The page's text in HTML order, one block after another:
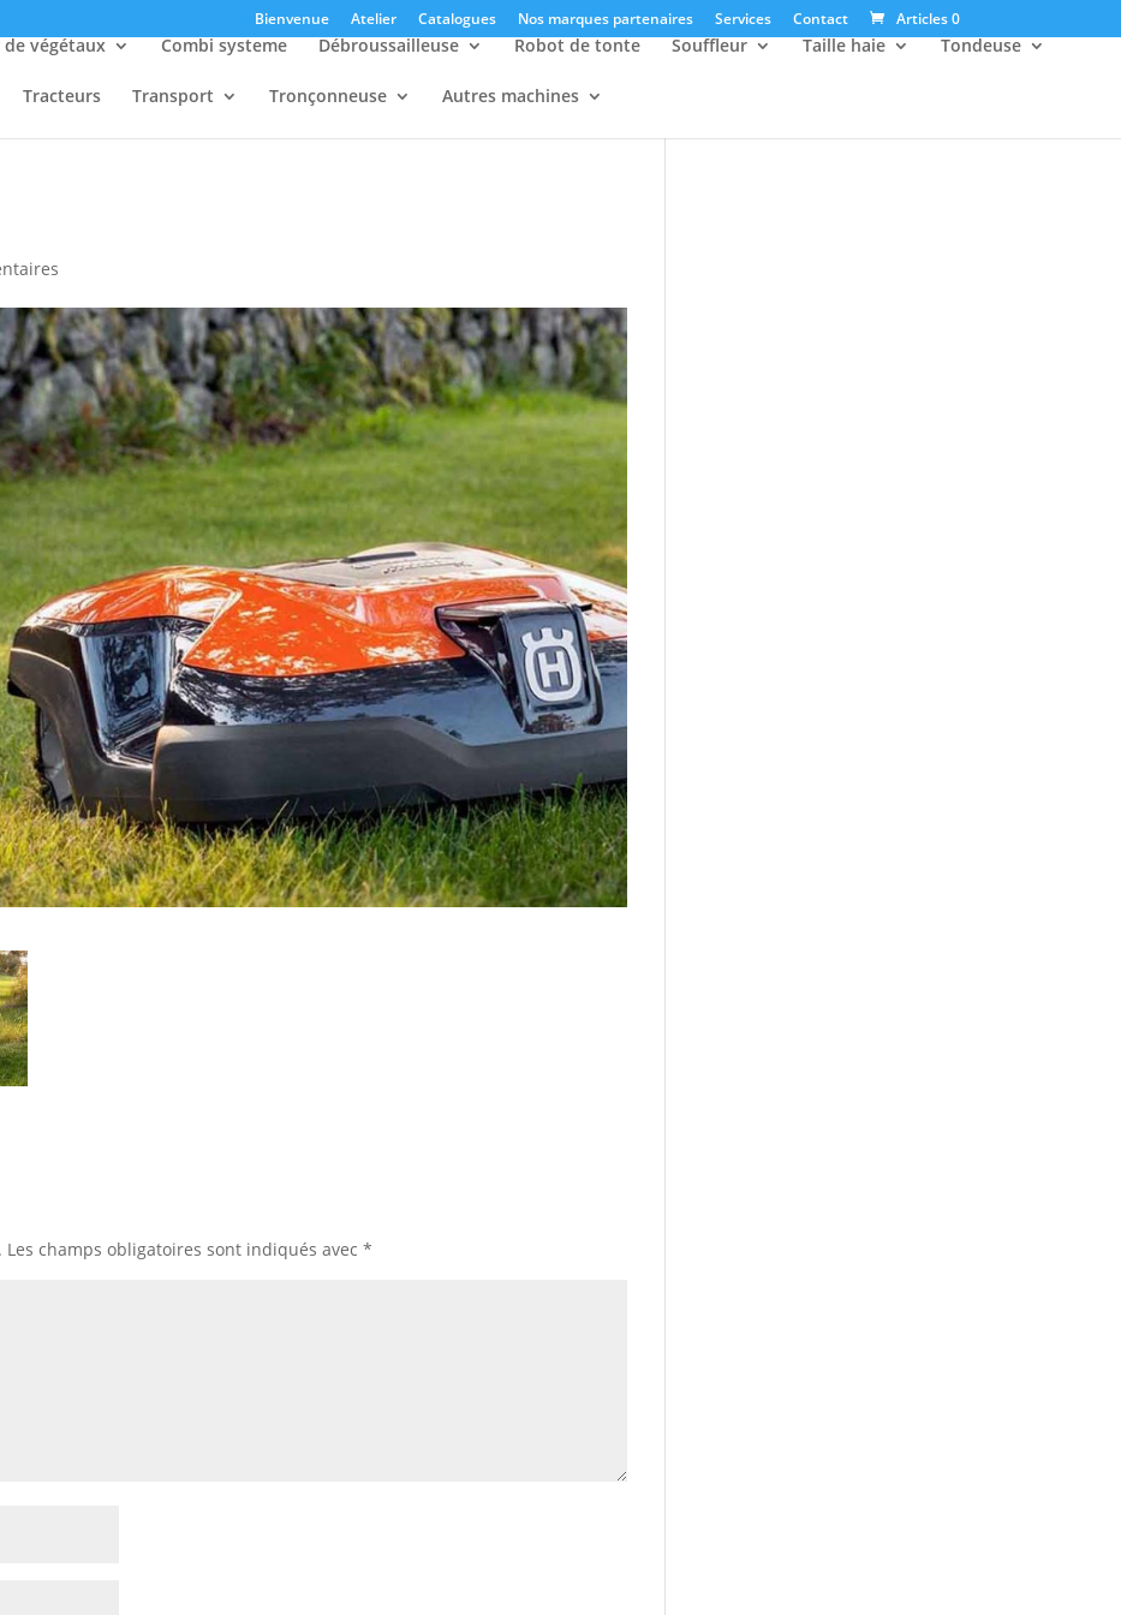
Bienvenue Atelier Catalogues Nos marques partenaires Services Contact Articles 0
végétaux Combi systeme Débroussailleuse Robot de tonte Souffleur Taille haie Tondeuse
Tracteurs Transport Tronçonneuse Autres machines
Les champs obligatoires sont indiqués avec*